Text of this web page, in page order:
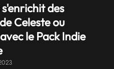
des
Celeste ou
le Pack Indie